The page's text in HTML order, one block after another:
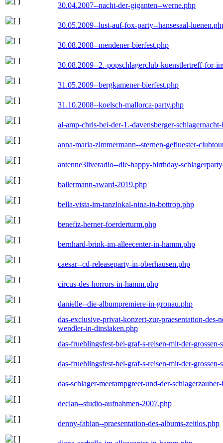
30.04.2007--nacht-der-giganten--werne.php
30.05.2009--lust-auf-fox-party--hansesaal-
30.08.2008--mendener-bierfest.php
30.08.2009--2.-popschlagerclub-kuenstlertreff-for-
31.05.2009--bergkamener-bierfest.php
31.10.2008--koelsch-mallorca-party.php
al-amp-chris-bei-der-1.-davensberger-
anna-maria-zimmermann--sternen-gefluester-
antenne3liveradio--die-happy-birthday-
ballermann-award-2019.php
bella-vista-im-tanzlokal-nina-in-bottrop.php
benefiz-herner-foerderturm.php
bernhard-brink-im-alleecenter-in-hamm.php
caesar--cd-releaseparty-in-oberhausen.php
circus-des-horrors-in-hamm.php
danielle--die-albumpremiere-in-gronau.php
das-exclusive-privat-konzert-zur-praesentation-
wendler-in-dinslaken.php
das-fruehlingsfest-bei-graf-s-reisen-mit-der-
das-fruehlingsfest-bei-graf-s-reisen-mit-der-
das-schlager-meetampgreet-und-der-
declan--studio-aufnahmen-2007.php
denny-fabian--praesentation-des-albums-zeitlos.php